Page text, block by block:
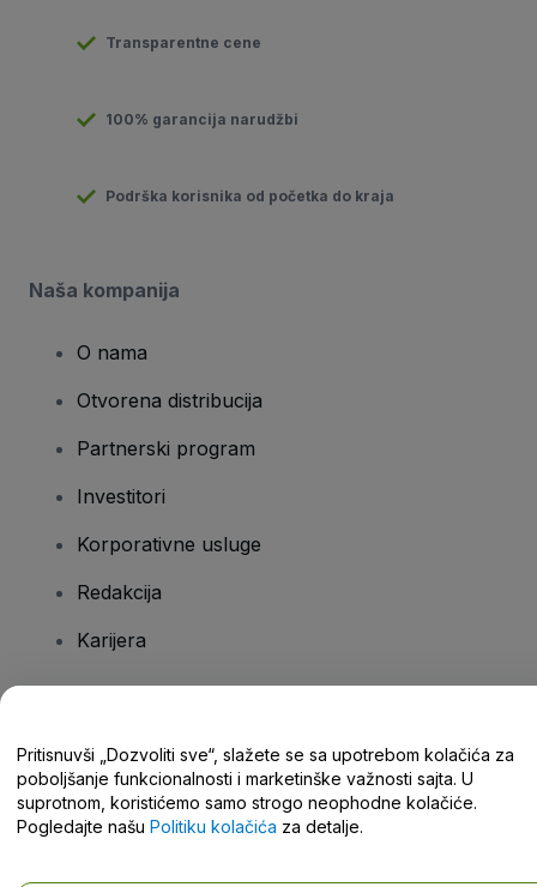
Transparentne cene
100% garancija narudžbi
Podrška korisnika od početka do kraja
Naša kompanija
O nama
Otvorena distribucija
Partnerski program
Investitori
Korporativne usluge
Redakcija
Karijera
Centar za pomoć / Kontaktirajte nas
Pritisnuvši „Dozvoliti sve“, slažete se sa upotrebom kolačića za
poboljšanje funkcionalnosti i marketinške važnosti sajta. U
suprotnom, koristićemo samo strogo neophodne kolačiće.
Pogledajte našu Politiku kolačića za detalje.